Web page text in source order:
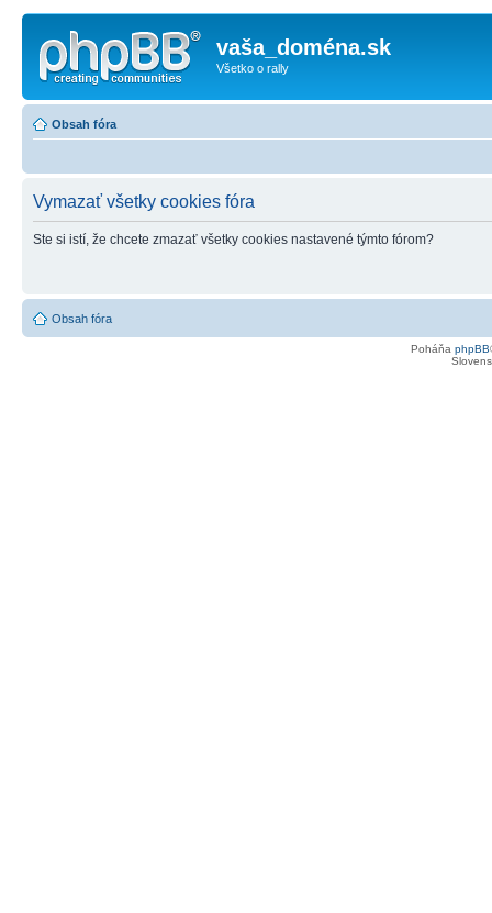
vaša_doména.sk
Všetko o rally
Obsah fóra
Vymazať všetky cookies fóra
Ste si istí, že chcete zmazať všetky cookies nastavené týmto fórom?
Obsah fóra
Poháňa phpBB